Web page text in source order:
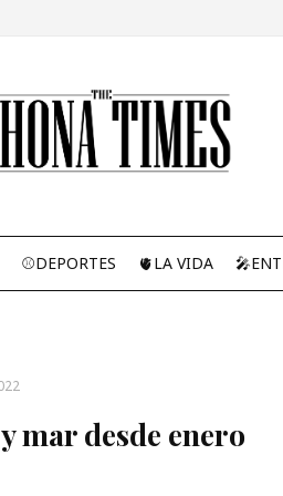
⚾DEPORTES 🫀LA VIDA
mar desde enero